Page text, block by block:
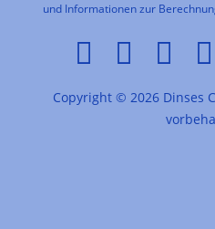
und Informationen zur
Copyright © 2026 Dinses